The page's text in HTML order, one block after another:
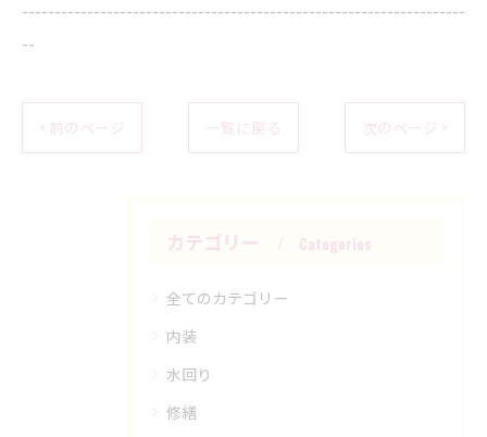
--------------------------------------------------------------------
--
< 前のページ 一覧に戻る 次のページ >
カテゴリー Categories
全てのカテゴリー
内装
水回り
修繕